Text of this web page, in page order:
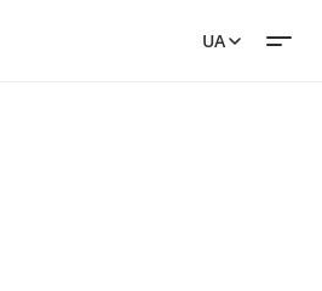
UA